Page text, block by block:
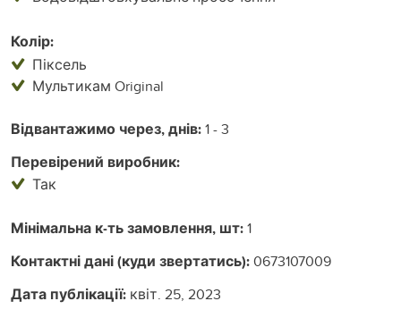
Колір:
Піксель
Мультикам Original
Відвантажимо через, днів:1 - 3
Перевірений виробник:
Так
Мінімальна к-ть замовлення, шт:1
Контактні дані (куди звертатись):0673107009
Дата публікації: квіт. 25, 2023